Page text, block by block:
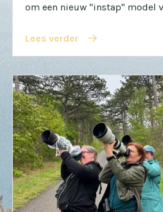
om een nieuw "instap" model
Lees verder